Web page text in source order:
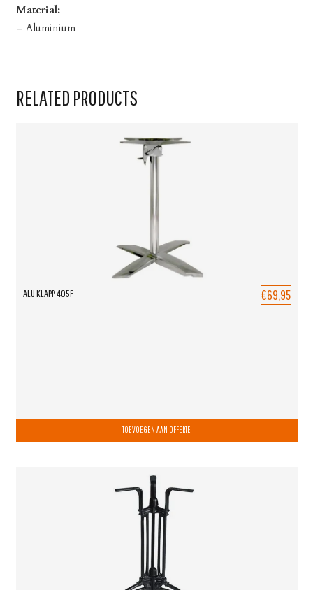
Material:
– Aluminium
RELATED PRODUCTS
ALU KLAPP 405F €69,95
TOEVOEGEN AAN OFFERTE